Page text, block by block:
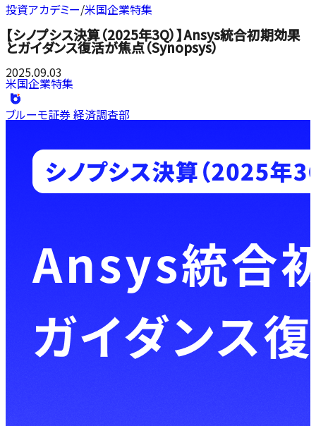
投資アカデミー/米国企業特集
【シノプシス決算（2025年3Q）】Ansys統合初期効果
とガイダンス復活が焦点（Synopsys）
2025.09.03
米国企業特集
ブルーモ証券 経済調査部